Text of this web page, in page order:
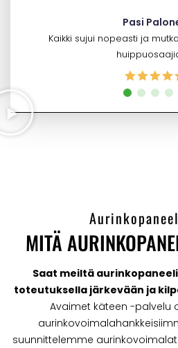
Pasi
Kaikki sujui nopeasti ja
MITÄ
Saat meiltä
toteutuksella järkevään ja
Avaimet käteen -palvelu
suunnittelemme